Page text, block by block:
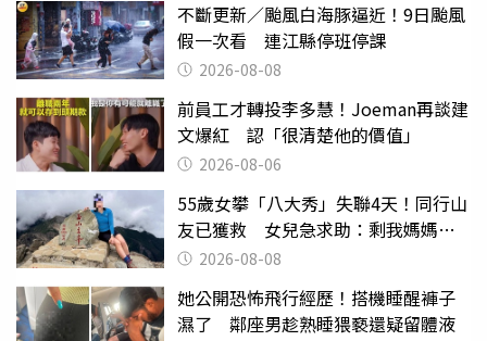
不斷更新／颱風白海豚逼近！9日颱風
假一次看 連江縣停班停課
2026-08-08
前員工才轉投李多慧！Joeman再談建
文爆紅 認「很清楚他的價值」
2026-08-06
55歲女攀「八大秀」失聯4天！同行山
友已獲救 女兒急求助：剩我媽媽還
沒找到
2026-08-08
她公開恐怖飛行經歷！搭機睡醒褲子
濕了 鄰座男趁熟睡猥褻還疑留體液